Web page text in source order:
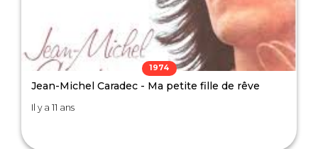
1974
Jean-Michel Caradec - Ma petite fille de rêve
Il y a 11 ans